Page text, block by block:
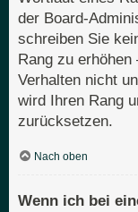
der Board-
schreiben Sie
Rang zu
Verhalten nicht
wird Ihren Rang
zurücksetzen.
Nach oben
Wenn ich bei